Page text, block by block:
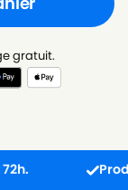
gratuit.
Produit